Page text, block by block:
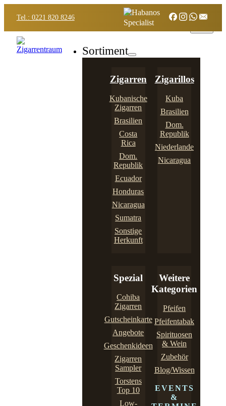
Tel.: 0221 820 8246
Sortiment
Zigarren
Kubanische
Zigarren
Brasilien
Costa
Rica
Dom.
Republik
Ecuador
Honduras
Nicaragua
Sumatra
Sonstige
Herkunft
Zigarillos
Kuba
Brasilien
Dom.
Republik
Niederlande
Nicaragua
Spezial
Cohiba
Zigarren
Gutscheinkarte
Angebote
Geschenkideen
Zigarren
Sampler
Torstens
Top 10
Low-
Weitere
Kategorien
Pfeifen
Pfeifentabak
Spirituosen
& Wein
Zubehör
Blog/Wissen
EVENTS
&